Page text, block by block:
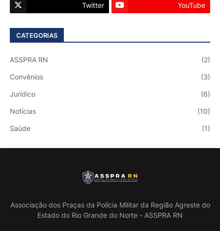
Twitter YouTube
CATEGORIAS
ASSPRA RN (2)
Convênios (3)
Jurídico (6)
Notícias (10)
Saúde (1)
Associação dos Praças da Polícia Militar da Região Agreste do
Estado do Rio Grande do Norte - ASSPRA RN